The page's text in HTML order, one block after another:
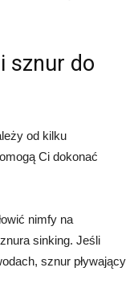
sznur do
od kilku
Ci dokonać
nimfy na
sinking. Jeśli
sznur pływający